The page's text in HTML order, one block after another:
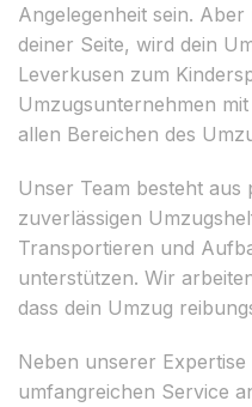
Angelegenheit sein.
deiner Seite, wird dein
Leverkusen zum
Umzugsunternehmen
allen Bereichen des
Unser Team besteht aus
zuverlässigen
Transportieren und
unterstützen. Wir
dass dein Umzug
Neben unserer
umfangreichen Service